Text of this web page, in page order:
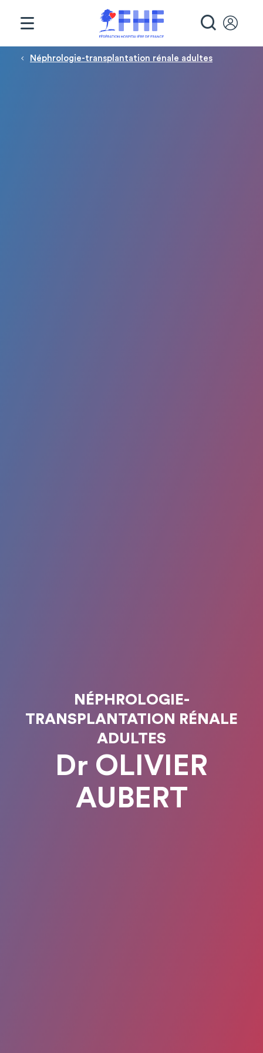
Fil d'Ariane
Néphrologie-transplantation rénale adultes
NÉPHROLOGIE-
TRANSPLANTATION RÉNALE
ADULTES
Dr OLIVIER
AUBERT
Panneau de gestion des cookies